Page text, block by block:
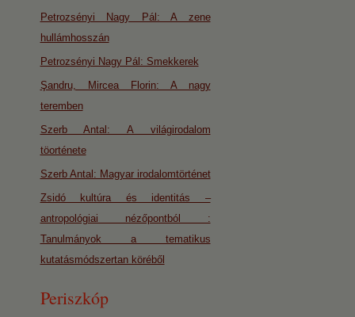
Petrozsényi Nagy Pál: A zene
hullámhosszán
Petrozsényi Nagy Pál: Smekkerek
Şandru, Mircea Florin: A nagy
teremben
Szerb Antal: A világirodalom
töorténete
Szerb Antal: Magyar irodalomtörténet
Zsidó kultúra és identitás –
antropológiai nézőpontból :
Tanulmányok a tematikus
kutatásmódszertan köréből
Periszkóp